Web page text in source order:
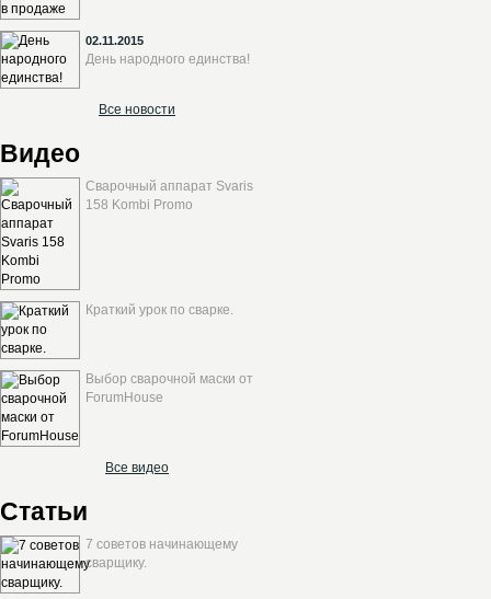
02.11.2015
День народного единства!
Все новости
Видео
Сварочный аппарат Svaris
158 Kombi Promo
Краткий урок по сварке.
Выбор сварочной маски от
ForumHouse
Все видео
Статьи
7 советов начинающему
сварщику.